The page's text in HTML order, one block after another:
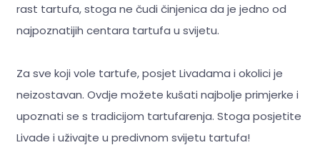
rast tartufa, stoga ne čudi činjenica da je jedno od
najpoznatijih centara tartufa u svijetu.
Za sve koji vole tartufe, posjet Livadama i okolici je
neizostavan. Ovdje možete kušati najbolje primjerke i
upoznati se s tradicijom tartufarenja. Stoga posjetite
Livade i uživajte u predivnom svijetu tartufa!